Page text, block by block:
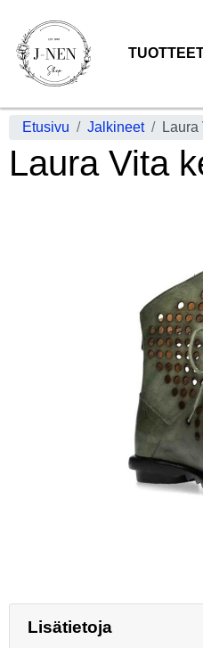
Etusivu Jalkineet
Laura Vita
Lisätietoja